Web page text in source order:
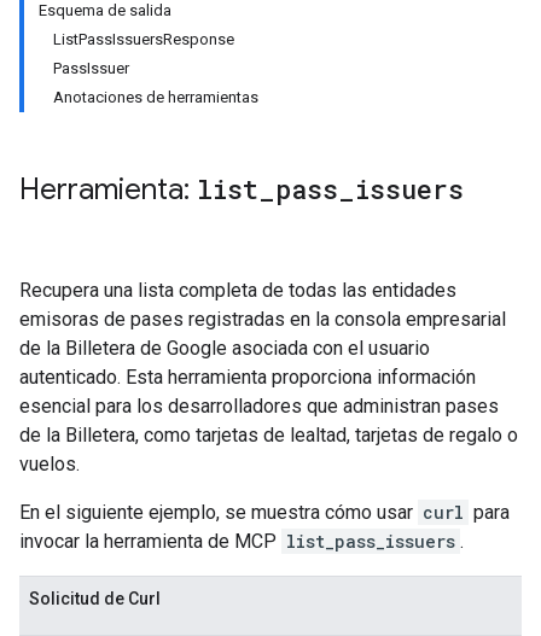
Esquema de salida
ListPassIssuersResponse
PassIssuer
Anotaciones de herramientas
Herramienta: list pass issuers
Recupera una lista completa de todas las entidades
emisoras de pases registradas en la consola empresarial
de la Billetera de Google asociada con el usuario
autenticado. Esta herramienta proporciona información
esencial para los desarrolladores que administran pases
de la Billetera, como tarjetas de lealtad, tarjetas de regalo o
vuelos.
En el siguiente ejemplo, se muestra cómo usar curl para
invocar la herramienta de MCP list_pass_issuers .
Solicitud de Curl